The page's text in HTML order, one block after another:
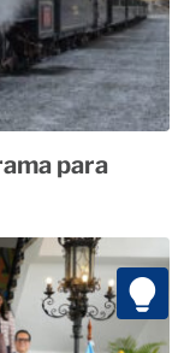
para